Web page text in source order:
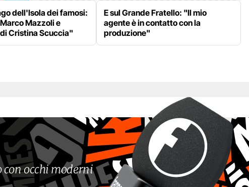
dell'Isola dei famosi:
Mazzoli e
Cristina Scuccia"
E sul Grande Fratello: "Il mio
agente è in contatto con la
produzione"
occhi moderni